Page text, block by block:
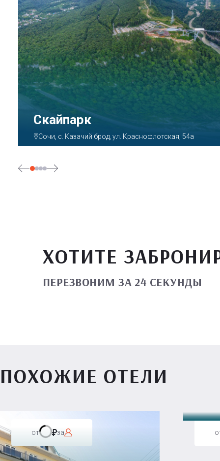
Парк «Ривьера»
Сочи, ул. Егорова, 1/6, микрорайон Центральный
ХОТИТЕ
ПЕРЕЗВОНИМ ЗА 24 СЕКУНДЫ
ПОХОЖИЕ ОТЕЛИ
от за